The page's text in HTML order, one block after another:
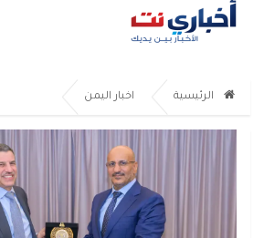
الرئيسية اخبار اليمن